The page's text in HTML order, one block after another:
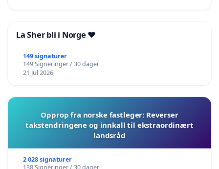
La Sher bli i Norge ❤️
149 signaturer
149 Signeringer / 30 dager
21 Jul 2026
Opprop fra norske fastleger: Reverser
takstendringene og innkall til ekstraordinært
landsråd
2 028 signaturer
138 Signeringer / 30 dager